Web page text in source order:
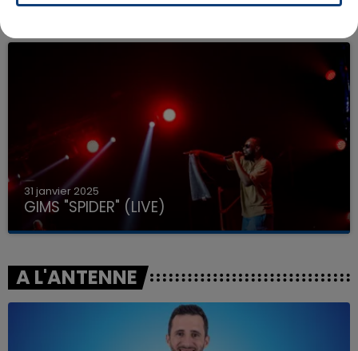
31 janvier 2025
GIMS "SPIDER" (LIVE)
A L'ANTENNE